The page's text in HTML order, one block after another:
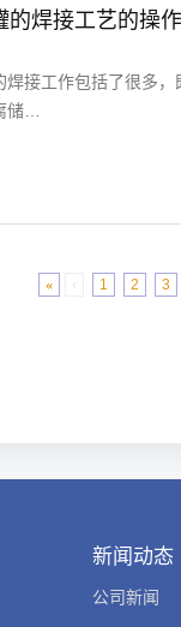
的焊接工艺的操
焊接工作包括了很多
储…
« ‹ 1 2 3
新闻动态
公司新闻